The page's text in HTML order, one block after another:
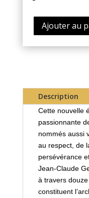
Ajouter au
Description
Cette nouvelle
passionnante
nommés aussi
au respect, de
persévérance
Jean-Claude
à travers
constituent